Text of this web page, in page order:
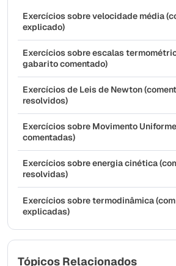
Exercícios sobre velocidade média
explicado)
Exercícios sobre escalas
gabarito comentado)
Exercícios de Leis de Newton
resolvidos)
Exercícios sobre Movimento
comentadas)
Exercícios sobre energia cinética
resolvidas)
Exercícios sobre termodinâmica
explicadas)
Tópicos Relacionados